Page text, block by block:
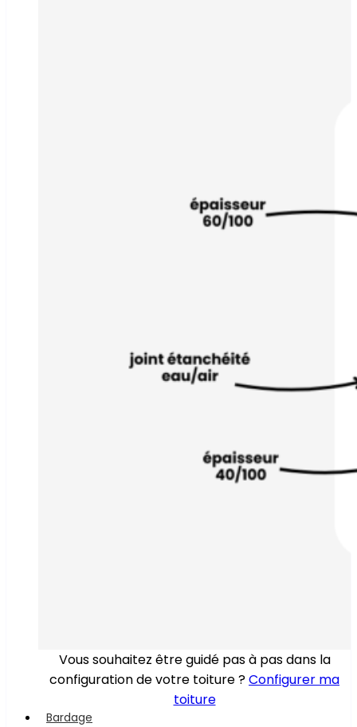
Vous souhaitez être guidé pas à pas dans la
configuration de votre toiture ?Configurer ma
toiture
Bardage